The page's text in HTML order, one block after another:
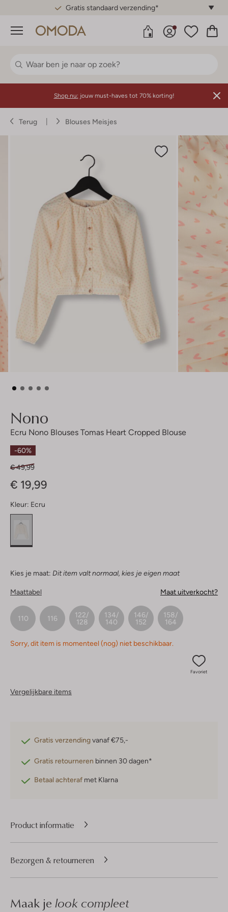
Gratis standaard verzending*
Menu
Shop nu: jouw must-haves tot 70% korting!
Terug Blouses Meisjes
Nono
Ecru Nono Blouses Tomas Heart Cropped Blouse
-60%
€ 49,99
€ 19,99
Kleur: Ecru
Kies je maat: Dit item valt normaal, kies je eigen maat
Maattabel Maat uitverkocht?
110 116
122/
128
134/
140
146/
152
158/
164
Sorry, dit item is momenteel (nog) niet beschikbaar.
Favoriet
Vergelijkbare items
Gratis verzendingvanaf €75,-
Gratis retourneren binnen 30 dagen*
Betaal achteraf met Klarna
Product informatie
Bezorgen & retourneren
Maak je look compleet